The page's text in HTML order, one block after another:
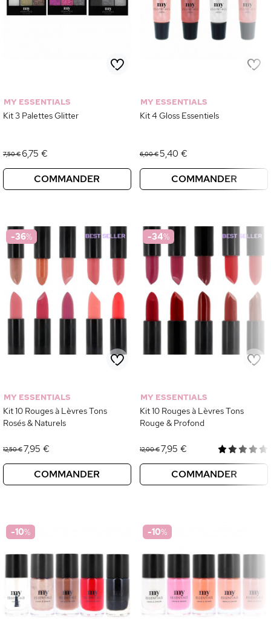
MY ESSENTIALS
Kit 3 Palettes Glitter
7,50 €6,75 €
COMMANDER
MY ESSENTIALS
Kit 4 Gloss Essentiels
6,00 €5,40 €
COMMANDER
-36%
MY ESSENTIALS
Kit 10 Rouges à Lèvres Tons
Rosés & Naturels
12,50 €7,95 €
COMMANDER
-34%
MY ESSENTIALS
Kit 10 Rouges à Lèvres Tons
Rouge & Profond
12,00 €7,95 €
COMMANDER
-10% -10%